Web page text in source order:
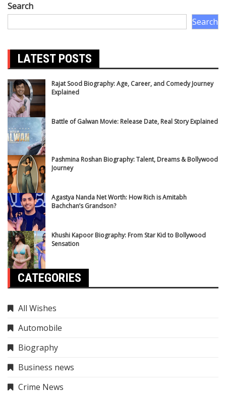
Search
Search
LATEST POSTS
Rajat Sood Biography: Age, Career, and Comedy Journey
Explained
Battle of Galwan Movie: Release Date, Real Story Explained
Pashmina Roshan Biography: Talent, Dreams & Bollywood
Journey
Agastya Nanda Net Worth: How Rich is Amitabh
Bachchan’s Grandson?
Khushi Kapoor Biography: From Star Kid to Bollywood
Sensation
CATEGORIES
All Wishes
Automobile
Biography
Business news
Crime News